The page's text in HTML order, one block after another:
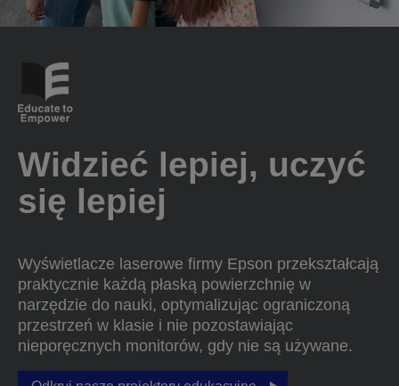
Widzieć lepiej, uczyć
się lepiej
Wyświetlacze laserowe firmy Epson przekształcają
praktycznie każdą płaską powierzchnię w
narzędzie do nauki, optymalizując ograniczoną
przestrzeń w klasie i nie pozostawiając
nieporęcznych monitorów, gdy nie są używane.